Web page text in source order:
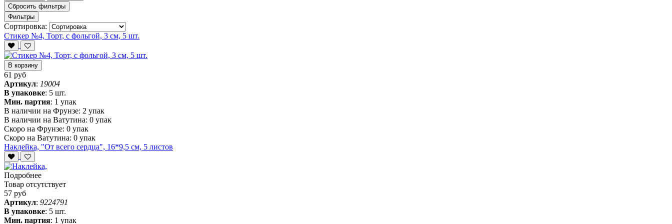
Сбросить фильтры
Фильтры
Сортировка:
Стикер №4, Торт, с фольгой, 3 см, 5 шт.
В корзину
61 руб
Артикул: 19004
В упаковке: 5 шт.
Мин. партия: 1 упак
В наличии на Фрунзе: 2 упак
В наличии на Ватутина: 0 упак
Скоро на Фрунзе: 0 упак
Скоро на Ватутина: 0 упак
Наклейка, "От всего сердца", 16*9,5 см, 5 листов
Подробнее
Товар отсутствует
57 руб
Артикул: 9224791
В упаковке: 5 шт.
Мин. партия: 1 упак